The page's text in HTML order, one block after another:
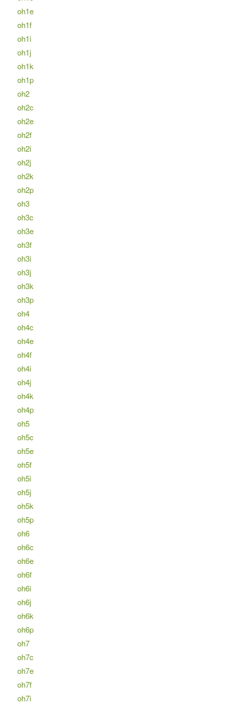
oh1e
oh1f
oh1i
oh1j
oh1k
oh1p
oh2
oh2c
oh2e
oh2f
oh2i
oh2j
oh2k
oh2p
oh3
oh3c
oh3e
oh3f
oh3i
oh3j
oh3k
oh3p
oh4
oh4c
oh4e
oh4f
oh4i
oh4j
oh4k
oh4p
oh5
oh5c
oh5e
oh5f
oh5i
oh5j
oh5k
oh5p
oh6
oh6c
oh6e
oh6f
oh6i
oh6j
oh6k
oh6p
oh7
oh7c
oh7e
oh7f
oh7i